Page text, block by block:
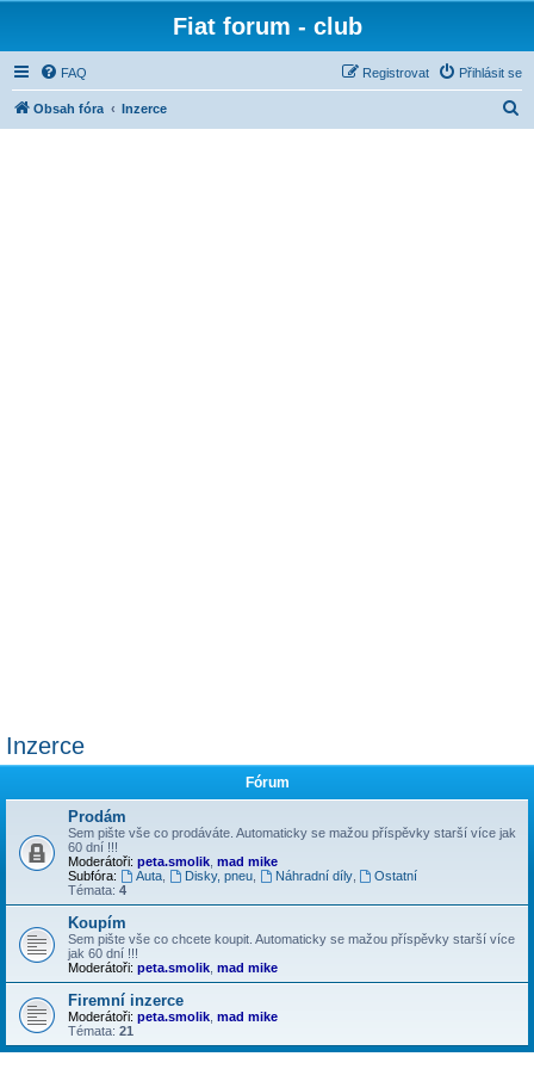
Fiat forum - club
FAQ Přihlásit se
Registrovat
Obsah fóra Inzerce
Inzerce
Fórum
Prodám
Sem pište vše co prodáváte. Automaticky se mažou příspěvky starší více jak
60 dní !!!
Moderátoři: peta.smolik mad mike
Subfóra:
Auta, Disky, pneu, Náhradní díly,
Ostatní
Témata: 4
Koupím
Sem pište vše co chcete koupit. Automaticky se mažou příspěvky starší více
jak 60 dní !!!
Moderátoři: peta.smolik mad mike
Firemní inzerce
Moderátoři: peta.smolik mad mike
Témata: 21